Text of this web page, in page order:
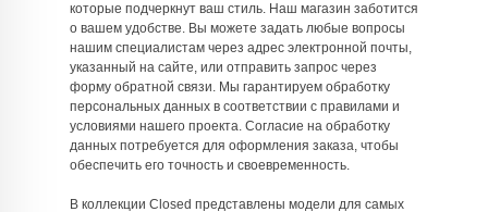
которые подчеркнут ваш стиль. Наш магазин заботится
о вашем удобстве. Вы можете задать любые вопросы
нашим специалистам через адрес электронной почты,
указанный на сайте, или отправить запрос через
форму обратной связи. Мы гарантируем обработку
персональных данных в соответствии с правилами и
условиями нашего проекта. Согласие на обработку
данных потребуется для оформления заказа, чтобы
обеспечить его точность и своевременность.
В коллекции Closed представлены модели для самых